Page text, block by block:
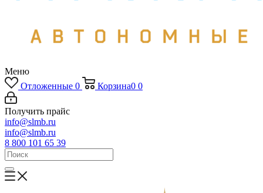
Меню
Отложенные 0 Корзина0 0
Получить прайс
info@slmb.ru
info@slmb.ru
8 800 101 65 39